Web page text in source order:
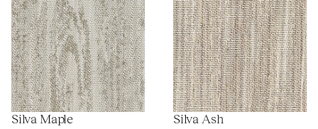
Silva Maple Silva Ash